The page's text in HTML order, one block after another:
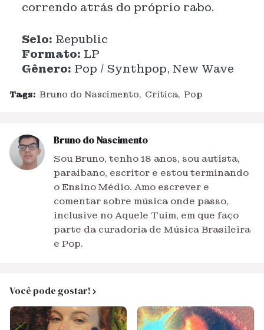
correndo atrás do próprio rabo.
Selo: Republic
Formato: LP
Gênero: Pop / Synthpop, New Wave
Tags: Bruno do Nascimento Crítica Pop
Bruno do Nascimento
Sou Bruno, tenho 18 anos, sou autista,
paraibano, escritor e estou terminando
o Ensino Médio. Amo escrever e
comentar sobre música onde passo,
inclusive no Aquele Tuim, em que faço
parte da curadoria de Música Brasileira
e Pop.
Você pode gostar!